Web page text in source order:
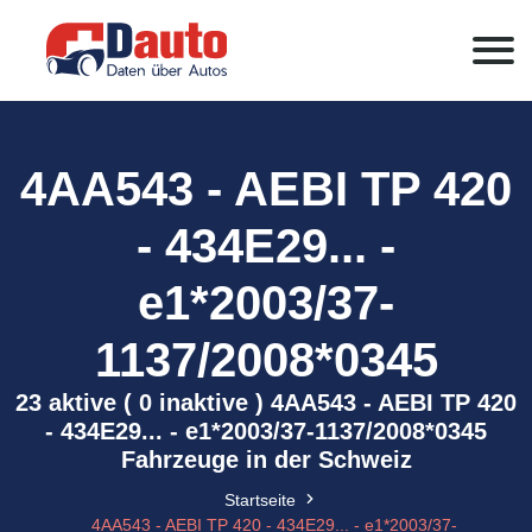
4AA543 - AEBI TP 420
- 434E29... -
e1*2003/37-
1137/2008*0345
23 aktive ( 0 inaktive ) 4AA543 - AEBI TP 420
- 434E29... - e1*2003/37-1137/2008*0345
Fahrzeuge in der Schweiz
Startseite
4AA543 - AEBI TP 420 - 434E29... - e1*2003/37-